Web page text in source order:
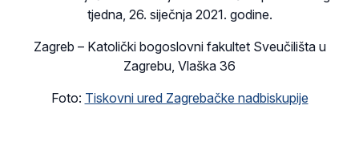
tjedna, 26. siječnja 2021. godine.
Zagreb – Katolički bogoslovni fakultet Sveučilišta u
Zagrebu, Vlaška 36
Foto: Tiskovni ured Zagrebačke nadbiskupije